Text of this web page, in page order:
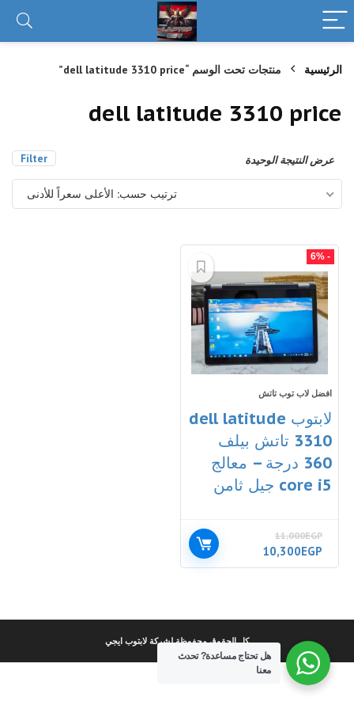
الرئيسية منتجات تحت الوسم “dell latitude 3310 price”
dell latitude 3310 price
Filter عرض النتيجة الوحيدة
ترتيب حسب: الأعلى سعراً للأدنى
- 6%
افضل لاب توب تاتش
لابتوب dell latitude
3310 تاتش بيلف
360 درجة – معالج
core i5 جيل ثامن
11,000EGP
السعر
الأصلي
10,300EGP
الحالي
كل الحقوق محفوظة لشركة لابتوب ايجي
هل تحتاج مساعدة?تحدث
معنا